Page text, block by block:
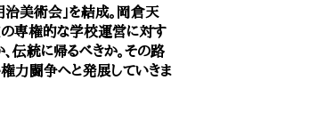
治美術会」を結成。岡倉天
の専権的な学校運営に対す
伝統に帰るべきか。その路
力闘争へと発展していきま